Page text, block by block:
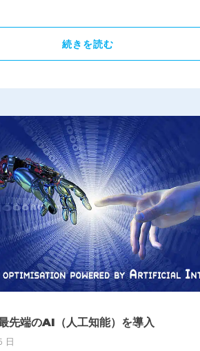
続きを読む
先端のAI（人工知能）を導入
日